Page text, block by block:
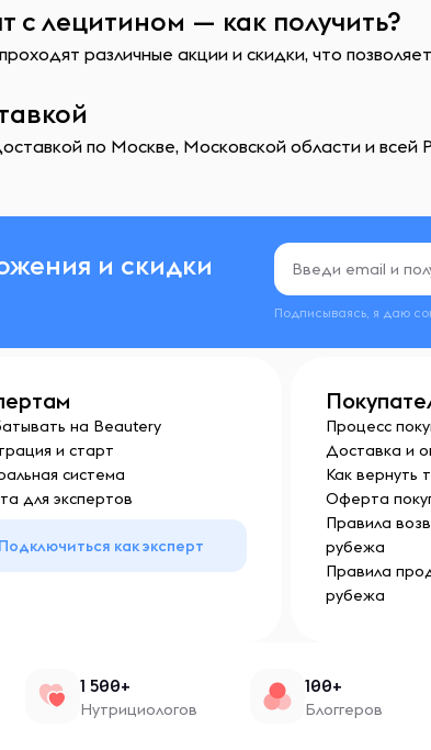
с лецитином — как получить?
различные акции и скидки, что
по Москве, Московской области и всей
и скидки
Подписываясь, я даю
на Beautery
и старт
система
для экспертов
Подключиться как эксперт
Процесс
Доставка и
Как вернуть
Оферта
Правила
рубежа
Правила
рубежа
1 500+
Нутрициологов
100+
Блоггеров